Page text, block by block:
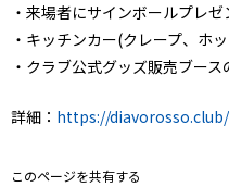
・来場者にサインボールプレゼ
・キッチンカー(クレープ、ホ
・クラブ公式グッズ販売ブース
詳細： https://
このページを共有する